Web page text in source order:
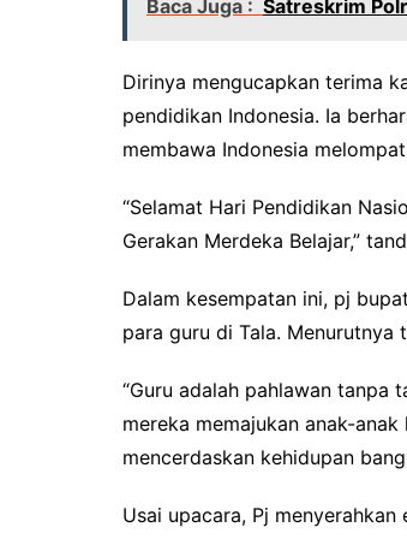
Baca Juga : Satreskrim
Dirinya mengucapkan terima
pendidikan Indonesia. Ia
membawa Indonesia
“Selamat Hari Pendidikan
Gerakan Merdeka Belajar,”
Dalam kesempatan ini, pj
para guru di Tala.
“Guru adalah pahlawan tanpa
mereka memajukan anak-
mencerdaskan kehidupan
Usai upacara, Pj